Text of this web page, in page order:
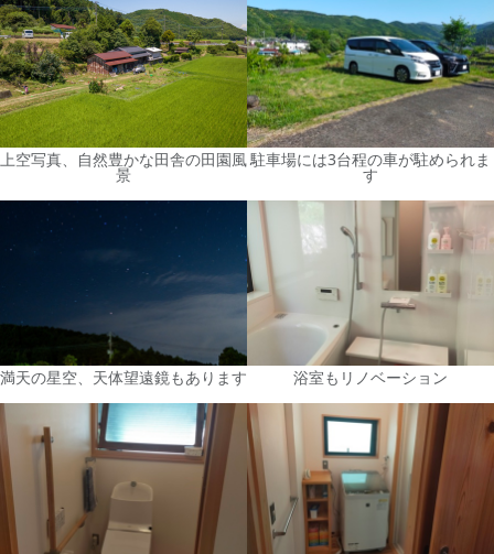
上空写真、自然豊かな田舎の田園風
景
駐車場には3台程の車が駐められま
す
満天の星空、天体望遠鏡もあります 浴室もリノベーション